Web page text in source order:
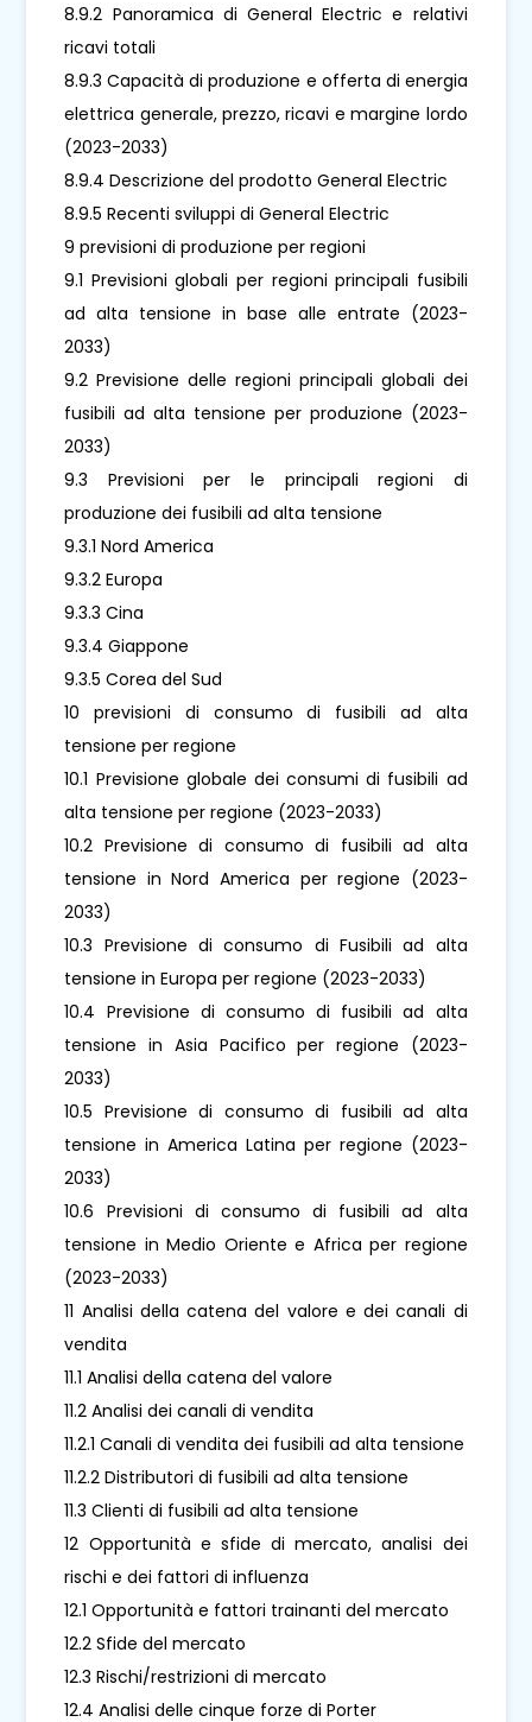
8.9.2 Panoramica di General Electric e relativi
ricavi totali
8.9.3 Capacità di produzione e offerta di energia
elettrica generale, prezzo, ricavi e margine lordo
(2023-2033)
8.9.4 Descrizione del prodotto General Electric
8.9.5 Recenti sviluppi di General Electric
9 previsioni di produzione per regioni
9.1 Previsioni globali per regioni principali fusibili
ad alta tensione in base alle entrate (2023-
2033)
9.2 Previsione delle regioni principali globali dei
fusibili ad alta tensione per produzione (2023-
2033)
9.3 Previsioni per le principali regioni di
produzione dei fusibili ad alta tensione
9.3.1 Nord America
9.3.2 Europa
9.3.3 Cina
9.3.4 Giappone
9.3.5 Corea del Sud
10 previsioni di consumo di fusibili ad alta
tensione per regione
10.1 Previsione globale dei consumi di fusibili ad
alta tensione per regione (2023-2033)
10.2 Previsione di consumo di fusibili ad alta
tensione in Nord America per regione (2023-
2033)
10.3 Previsione di consumo di Fusibili ad alta
tensione in Europa per regione (2023-2033)
10.4 Previsione di consumo di fusibili ad alta
tensione in Asia Pacifico per regione (2023-
2033)
10.5 Previsione di consumo di fusibili ad alta
tensione in America Latina per regione (2023-
2033)
10.6 Previsioni di consumo di fusibili ad alta
tensione in Medio Oriente e Africa per regione
(2023-2033)
11 Analisi della catena del valore e dei canali di
vendita
11.1 Analisi della catena del valore
11.2 Analisi dei canali di vendita
11.2.1 Canali di vendita dei fusibili ad alta tensione
11.2.2 Distributori di fusibili ad alta tensione
11.3 Clienti di fusibili ad alta tensione
12 Opportunità e sfide di mercato, analisi dei
rischi e dei fattori di influenza
12.1 Opportunità e fattori trainanti del mercato
12.2 Sfide del mercato
12.3 Rischi/restrizioni di mercato
12.4 Analisi delle cinque forze di Porter